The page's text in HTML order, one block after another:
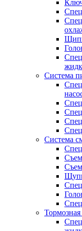
Система
Система
Тормозная